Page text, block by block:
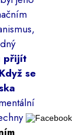
přijít
se